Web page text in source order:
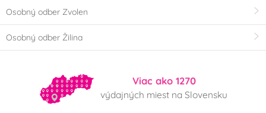
Osobný odber Zvolen
Osobný odber Žilina
Viac ako 1270
výdajných miest na Slovensku